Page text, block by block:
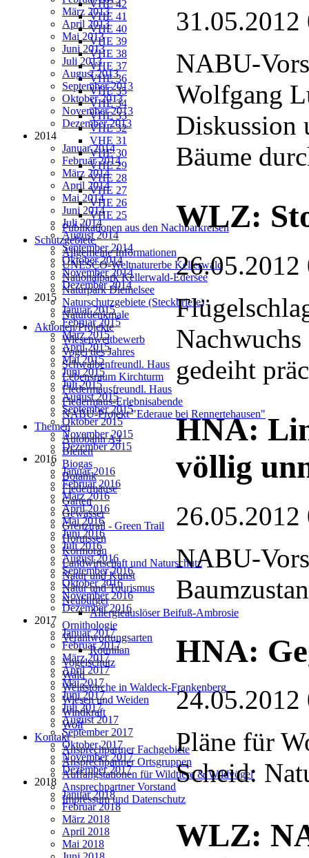
VHE 42
VHE 41
VHE 40
VHE 39
VHE 38
VHE 37
VHE 36
VHE 35
VHE 34
VHE 33
VHE 32
VHE 31
VHE 30
VHE 29
VHE 28
VHE 27
VHE 26
VHE 25
Publikationen aus den Nachbarkreisen
Schutzgebiete
Allgemeine Informationen
UNESCO-Weltnaturerbe Kellerwald
Nationalpark Kellerwald-Edersee
Naturpark Diemelsee
Naturschutzgebiete (Steckbriefe)
Naturdenkmale
Aktionen/Projekte
Wiesenwettbewerb
Vogel des Jahres
Schwalbenfreundl. Haus
Lebensraum Kirchturm
Fledermausfreundl. Haus
Fledermaus-Erlebnisabende
NABU-Projekt "Ederaue bei Rennertehausen"
Themen
Autobahn A4
Bienen
Biogas
Botanik
Fledermäuse
Garten
Gewässer
Grenztrail - Green Trail
Hornissen
Kormoran
Landwirtschaft und Naturschutz
Natur und Kunst
Natur und Tourismus
Neubürger
Allergieauslöser Beifuß-Ambrosie
Ornithologie
Verantwortungsarten
Rotmilan
Vogelschutz
Wald
Weißstörche in Waldeck-Frankenberg
Wiesen und Weiden
Windkraft
Wolf
Kontakt
Ansprechpartner Fachgebiete
Ansprechpartner Ortsgruppen
Auffangstationen für Wildtiere & Wildvögel
Ansprechpartner Vorstand
Impressum und Datenschutz
März 2013
April 2013
Mai 2013
Juni 2013
Juli 2013
August 2013
September 2013
Oktober 2013
November 2013
Dezember 2013
2014
Januar 2014
Februar 2014
März 2014
April 2014
Mai 2014
Juni 2014
Juli 2014
August 2014
September 2014
Oktober 2014
November 2014
Dezember 2014
2015
Januar 2015
Februar 2015
März 2015
April 2015
Mai 2015
Juni 2015
Juli 2015
August 2015
September 2015
Oktober 2015
November 2015
Dezember 2015
2016
Januar 2016
Februar 2016
März 2016
April 2016
Mai 2016
Juni 2016
Juli 2016
August 2016
September 2016
Oktober 2016
November 2016
Dezember 2016
2017
Januar 2017
Februar 2017
März 2017
April 2017
Mai 2017
Juni 2017
Juli 2017
August 2017
September 2017
Oktober 2017
November 2017
Dezember 2017
2018
Januar 2018
Februar 2018
März 2018
April 2018
Mai 2018
31.05.2012
NABU-
Wolfgang
Diskussion
Bäume
WLZ:
26.05.2012
gedeiht
HNA:
völlig
26.05.2012
NABU-
HNA:
24.05.2012
Pläne für
Scheid:
WLZ: